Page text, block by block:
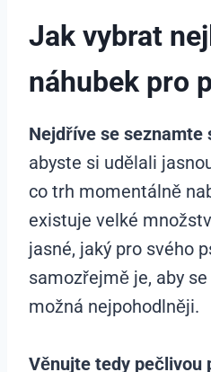
Jak vybrat
náhubek pro
Nejdříve se seznamte
abyste si udělali
co trh momentálně
existuje velké
jasné, jaký pro svého
samozřejmě je, aby
možná nejpohodlněji.
Věnujte tedy pečlivou